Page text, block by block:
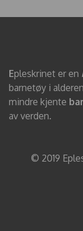
Epleskrinet er en
barnetøy i
mindre kjente
av verden.
© 2019